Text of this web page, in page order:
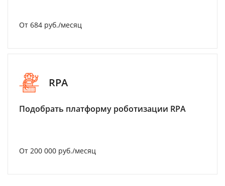
От 684 руб./месяц
RPA
Подобрать платформу роботизации RPA
От 200 000 руб./месяц